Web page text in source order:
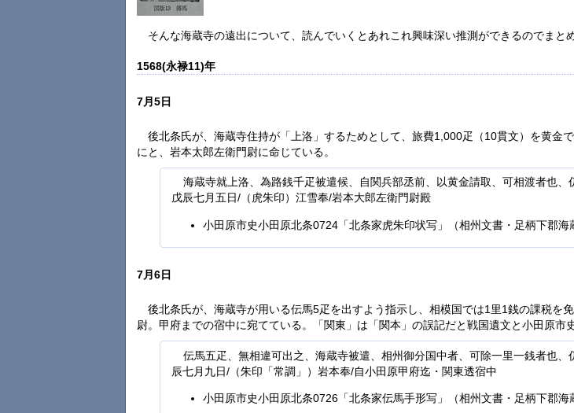
そんな海蔵寺の遠出について、読んでいくとあれこれ興味深い推測ができるのでまと
1568(永禄11)年
7月5日
後北条氏が、海蔵寺住持が「上洛」するためとして、旅費1,000疋（10貫文）を黄金
にと、岩本太郎左衛門尉に命じている。
海蔵寺就上洛、為路銭千疋被遣候、自関兵部丞前、以黄金請取、可相渡者也、
戊辰七月五日/（虎朱印）江雪奉/岩本大郎左衛門尉殿
小田原市史小田原北条0724「北条家虎朱印状写」（相州文書・足柄下郡海
7月6日
後北条氏が、海蔵寺が用いる伝馬5疋を出すよう指示し、相模国では1里1銭の課税を
尉。甲府までの宿中に宛てている。「関東」は「関本」の誤記だと戦国遺文と小田原市
伝馬五疋、無相違可出之、海蔵寺被遣、相州御分国中者、可除一里一銭者也、
辰七月九日/（朱印「常調」）岩本奉/自小田原甲府迄・関東透宿中
小田原市史小田原北条0726「北条家伝馬手形写」（相州文書・足柄下郡海